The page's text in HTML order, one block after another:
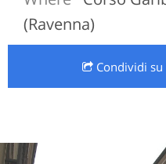
(Ravenna)
Condividi su